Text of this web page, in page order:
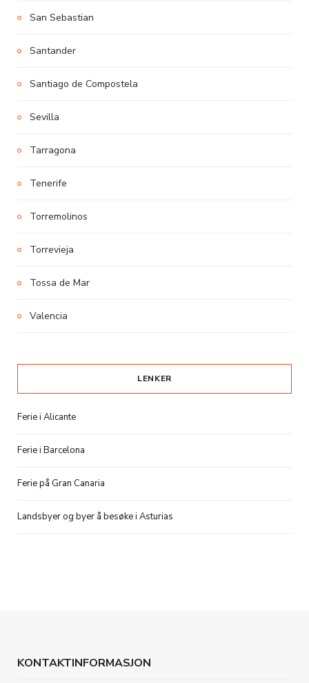
San Sebastian
Santander
Santiago de Compostela
Sevilla
Tarragona
Tenerife
Torremolinos
Torrevieja
Tossa de Mar
Valencia
LENKER
Ferie i Alicante
Ferie i Barcelona
Ferie på Gran Canaria
Landsbyer og byer å besøke i Asturias
KONTAKTINFORMASJON